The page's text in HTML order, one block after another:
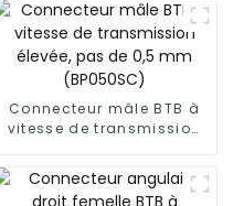
Connecteur mâle BTB à
vitesse de transmission